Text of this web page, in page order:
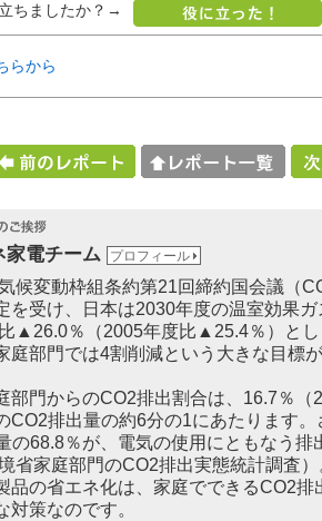
ちましたか？→
らから
家電チーム プロフィール
候変動枠組条約第21回締約国会議（
を受け、日本は2030年度の温室効果
▲26.0％（2005年度比▲25.4％）とし
庭部門では4割削減という大きな目標
門からのCO2排出割合は、16.7％（
CO2排出量の約6分の1にあたります。
の68.8％が、電気の使用にともなう排
省家庭部門のCO2排出実態統計調査
の省エネ化は、家庭でできるCO2排
対策なのです。